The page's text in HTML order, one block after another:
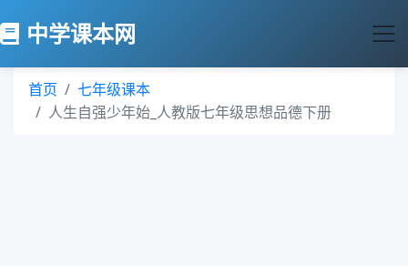
中学课本网
首页
七年级课本
人生自强少年始_人教版七年级思想品德下册